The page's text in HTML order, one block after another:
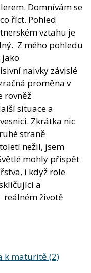
Domnívám se
říct. Pohled
vztahu je
Z mého pohledu
jako
naivky závislé
proměna v
rovněž
situace a
Zkrátka nic
straně
nežil, jsem
mohly přispět
i když role
a
reálném životě
k maturitě (2)